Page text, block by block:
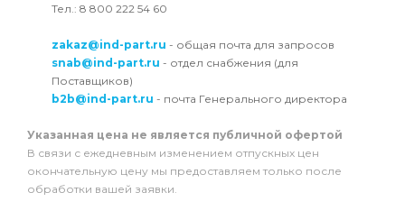
Тел.: 8 800 222 54 60
zakaz@ind-part.ru - общая почта для запросов
snab@ind-part.ru - отдел снабжения (для
Поставщиков)
b2b@ind-part.ru - почта Генерального директора
Указанная цена не является публичной офертой
В связи с ежедневным изменением отпускных цен
окончательную цену мы предоставляем только после
обработки вашей заявки.